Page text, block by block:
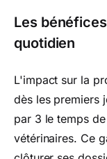
Les
quotidien
L'impact sur la
dès les premiers
par 3 le temps
vétérinaires. Ce